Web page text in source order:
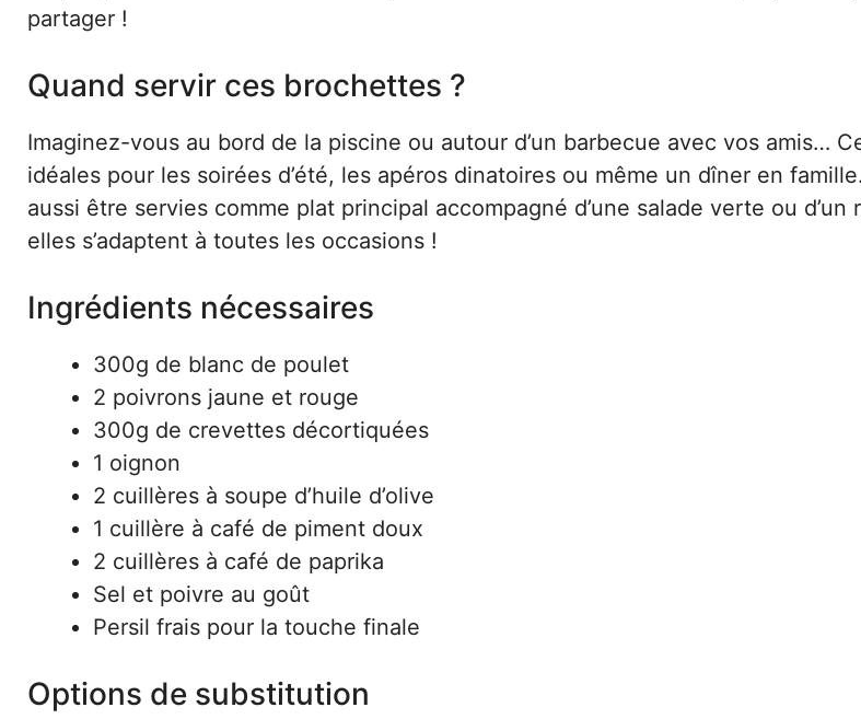
partager !
Quand servir ces brochettes ?
Imaginez-vous au bord de la piscine ou autour d’un barbecue avec vos amis…
idéales pour les soirées d’été, les apéros dinatoires ou même un dîner en
aussi être servies comme plat principal accompagné d’une salade verte ou d’un
elles s’adaptent à toutes les occasions !
Ingrédients nécessaires
300g de blanc de poulet
2 poivrons jaune et rouge
300g de crevettes décortiquées
1 oignon
2 cuillères à soupe d’huile d’olive
1 cuillère à café de piment doux
2 cuillères à café de paprika
Sel et poivre au goût
Persil frais pour la touche finale
Options de substitution